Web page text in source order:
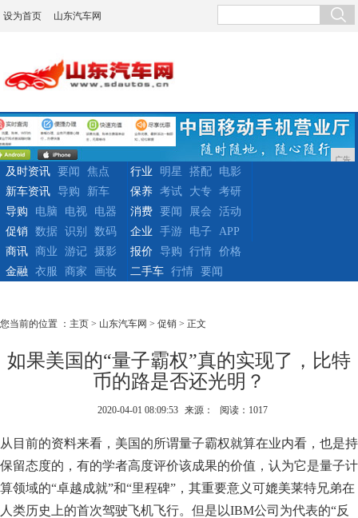
设为首页 山东汽车网
广告
及时资讯 要闻
焦点
新车资讯
导购 新车
行业 明星 搭配
电影
保养
考试 大专
考研
导购
电脑 电视
电器
促销
数据 识别 数码
消费 要闻 展会
活动
企业
手游 电子
APP
商讯
商业 游记
摄影
金融
衣服 商家 画妆
报价 导购 行情
价格
二手车
行情 要闻
您当前的位置 ： 主页 > 山东汽车网 > 促销 > 正文
如果美国的“量子霸权”真的实现了，比特
币的路是否还光明？
2020-04-01 08:09:53 来源： 阅读：1017
从目前的资料来看，美国的所谓量子霸权就算在业内看，也是持
保留态度的，有的学者高度评价该成果的价值，认为它是量子计
算领域的“卓越成就”和“里程碑”，其重要意义可媲美莱特兄弟在
人类历史上的首次驾驶飞机飞行。但是以IBM公司为代表的“反